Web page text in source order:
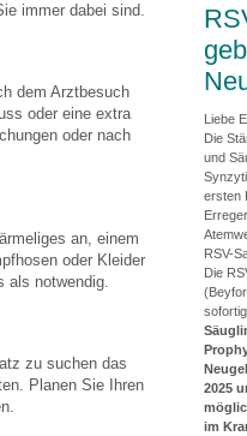
immer dabei sind.
dem Arztbesuch
oder eine extra
oder nach
an, einem
oder Kleider
als notwendig.
zu suchen das
Planen Sie Ihren
Liebe
Die
und
ersten
RSV-
Die
2025
im